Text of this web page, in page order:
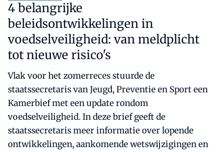
4 belangrijke
beleidsontwikkelingen in
voedselveiligheid: van meldplicht
tot nieuwe risico's
Vlak voor het zomerreces stuurde de
staatssecretaris van Jeugd, Preventie en Sport een
Kamerbief met een update rondom
voedselveiligheid. In deze brief geeft de
staatssecretaris meer informatie over lopende
ontwikkelingen, aankomende wetswijzigingen en